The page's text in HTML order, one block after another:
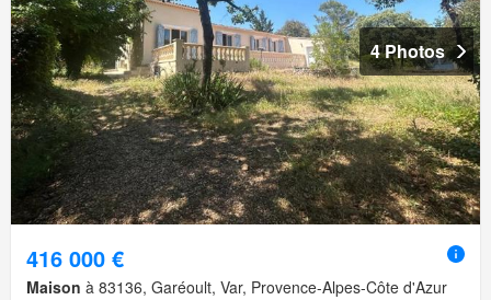
4 Photos
416 000 €
Maison à 83136, Garéoult, Var, Provence-Alpes-Côte d'Azur